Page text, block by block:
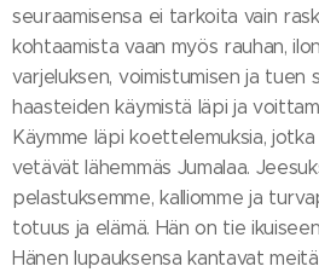
seuraamisensa ei tarkoita vain
kohtaamista vaan myös rauhan,
varjeluksen, voimistumisen ja tuen
haasteiden käymistä läpi ja
Käymme läpi koettelemuksia,
vetävät lähemmäs Jumalaa.
pelastuksemme, kalliomme ja
totuus ja elämä. Hän on tie
Hänen lupauksensa kantavat